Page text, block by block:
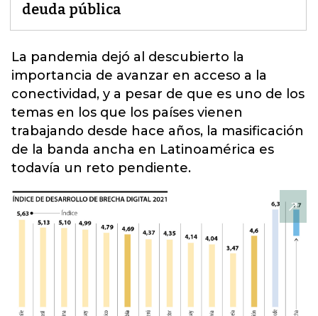
deuda pública
La pandemia dejó al descubierto la
importancia de avanzar en acceso a la
conectividad, y a pesar de que es uno de los
temas en los que los países vienen
trabajando desde hace años, la masificación
de la banda ancha en Latinoamérica es
todavía un reto pendiente.